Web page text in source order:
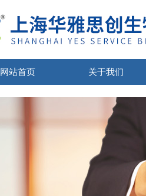
网站首页 关于我们